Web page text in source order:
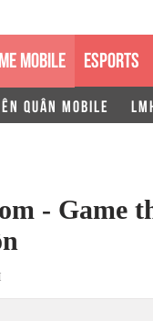
MOBILE ESPORTS
QUÂN MOBILE
- Game